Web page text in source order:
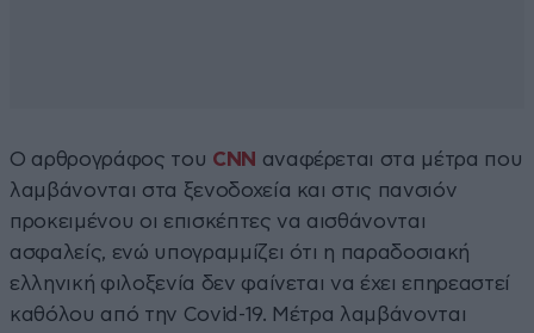
Ο αρθρογράφος του CNN αναφέρεται στα μέτρα που
λαμβάνονται στα ξενοδοχεία και στις πανσιόν
προκειμένου οι επισκέπτες να αισθάνονται
ασφαλείς, ενώ υπογραμμίζει ότι η παραδοσιακή
ελληνική φιλοξενία δεν φαίνεται να έχει επηρεαστεί
καθόλου από την Covid-19. Μέτρα λαμβάνονται